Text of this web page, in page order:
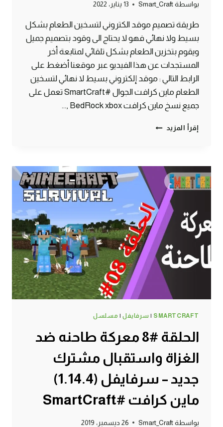
بواسطة Smart_Craft 13 يناير، 2022
طريقة تصميم موقد الكتروني لتسخين الطعام بشكل
بسيط ولا نهائي فهو لا يحتاج الى وقود بتصميم جميل
ويقوم بتخزين الطعام بشكل تلقائي لمتابعة أخر
المستجدات عن هذا الفيديو عبر موقعنا أضغط على
الرابط التالي : موقد إلكتروني بسيط لا نهائي لتسخين
الطعام ماين كرافت الجوال #SmartCraft تعمل على
جميع نسخ ماين كرافت BedRock xbox ,…
إقرأ المزيد موقد
نهائي
لتسخين
الطعام
ماين
كرافت
الجوال
#SMARTCRAFT
SMARTCRAFT
| سرفايفل| مسلسل
الحلقة #8 معركة طاحنه ضد
الغزاة واستقبال مشترك
جديد – سرفايفل (1.14.4)
ماين كرافت #SmartCraft
بواسطة Smart_Craft 26 ديسمبر، 2019